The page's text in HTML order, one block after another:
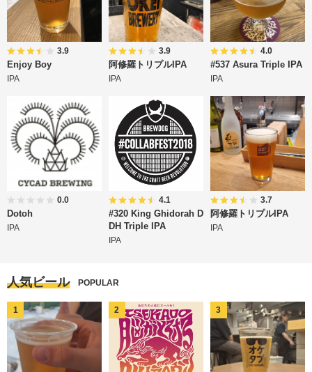
3.9
Enjoy Boy
IPA
3.9
阿修羅トリプルIPA
IPA
4.0
#537 Asura Triple IPA
IPA
0.0
Dotoh
IPA
4.1
#320 King Ghidorah D
DH Triple IPA
IPA
3.7
阿修羅トリプルIPA
IPA
人気ビール POPULAR